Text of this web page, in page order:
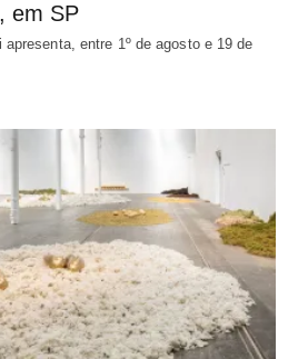
em SP
entre 1º de agosto e 19 de